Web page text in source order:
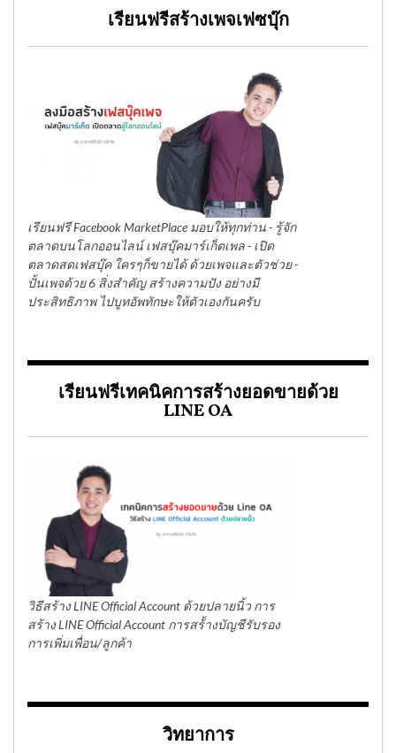
เรียนฟรีสร้างเพจเฟซบุ๊ก
เรียนฟรี Facebook MarketPlace มอบให้ทุกท่าน - รู้จัก
ตลาดบนโลกออนไลน์ เฟสบุ๊คมาร์เก็ตเพล - เปิด
ตลาดสดเฟสบุ๊ค ใครๆก็ขายได้ ด้วยเพจและตัวช่วย -
ปั้นเพจด้วย 6 สิ่งสำคัญ สร้างความปัง อย่างมี
ประสิทธิภาพ ไปบูทอัพทักษะให้ตัวเองกันครับ
เรียนฟรีเทคนิคการสร้างยอดขายด้วย
LINE OA
วิธีสร้าง LINE Official Account ด้วยปลายนิ้ว การ
สร้าง LINE Official Account การสร้้างบัญชีรับรอง
การเพิ่มเพื่อน/ลูกค้า
วิทยาการ